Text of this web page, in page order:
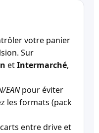
votre panier
Sur
etIntermarché,
EANpour éviter
les formats (pack
entre drive et